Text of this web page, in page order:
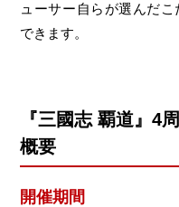
ューサー自らが選んだ
できます。
『三國志 覇道』4
概要
開催期間